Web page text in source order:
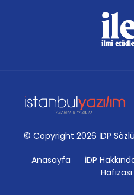
© Copyright 2026 İDP
Anasayfa İDP